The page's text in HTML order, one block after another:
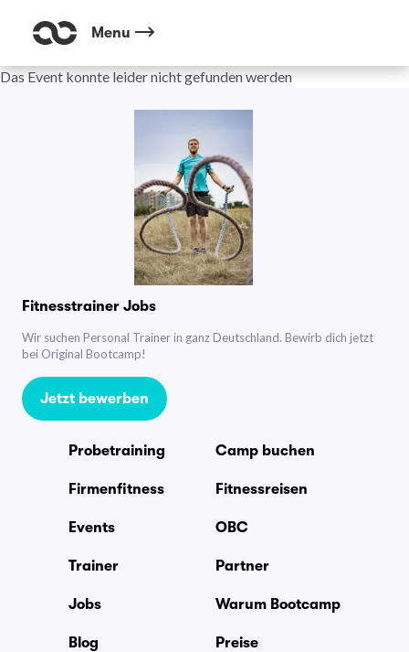
Menu
Das Event konnte leider nicht gefunden werden
Fitnesstrainer Jobs
Wir suchen Personal Trainer in ganz Deutschland. Bewirb dich jetzt
bei Original Bootcamp!
Jetzt bewerben
Probetraining Camp buchen
Firmenfitness Fitnessreisen
Events OBC
Trainer Partner
Jobs Warum Bootcamp
Blog Preise